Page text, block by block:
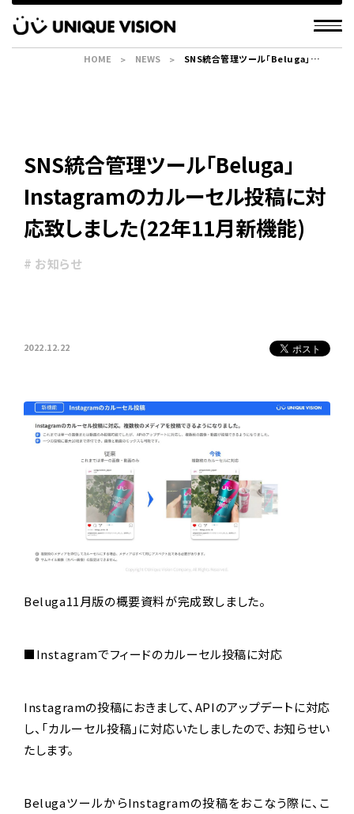
SNS統合管理ツール「Beluga」
Instagramのカルーセル投稿に対
応致しました(22年11月新機能)
# お知らせ
2022.12.22
Beluga11月版の概要資料が完成致しました。
■Instagramでフィードのカルーセル投稿に対応
Instagramの投稿におきまして、APIのアップデートに対応
し、「カルーセル投稿」に対応いたしましたので、お知らせい
たします。
BelugaツールからInstagramの投稿をおこなう際に、こ
HOME NEWS
SNS統合管理ツール「Beluga」